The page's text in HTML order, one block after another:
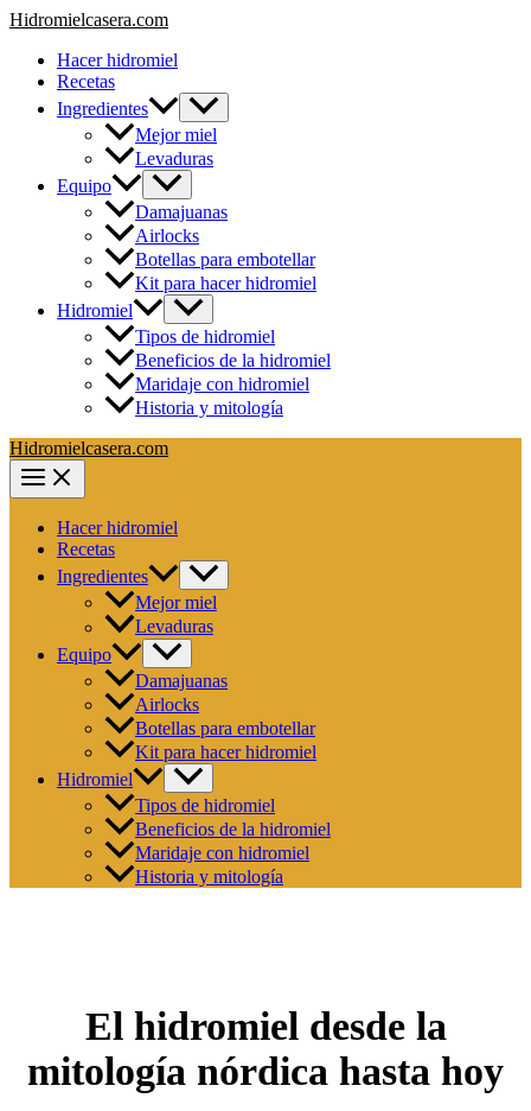
Ir
contenido
Hidromielcasera.com
Hacer hidromiel
Recetas
Ingredientes
Mejor miel
Levaduras
Equipo
Damajuanas
Airlocks
Botellas para embotellar
Kit para hacer hidromiel
Hidromiel
Tipos de hidromiel
Beneficios de la hidromiel
Maridaje con hidromiel
Historia y mitología
Hidromielcasera.com
Hacer hidromiel
Recetas
Ingredientes
Mejor miel
Levaduras
Equipo
Damajuanas
Airlocks
Botellas para embotellar
Kit para hacer hidromiel
Hidromiel
Tipos de hidromiel
Beneficios de la hidromiel
Maridaje con hidromiel
Historia y mitología
El hidromiel desde la
mitología nórdica hasta hoy